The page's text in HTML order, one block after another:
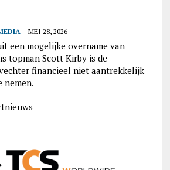
MEI 28, 2026
een mogelijke overname van
topman Scott Kirby is de
financieel niet aantrekkelijk
nemen.